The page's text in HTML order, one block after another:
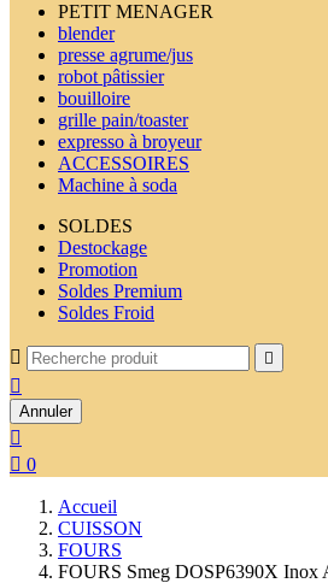
PETIT MENAGER
blender
presse agrume/jus
robot pâtissier
bouilloire
grille pain/toaster
expresso à broyeur
ACCESSOIRES
Machine à soda
SOLDES
Destockage
Promotion
Soldes Premium
Soldes Froid
 

Annuler

 0
Accueil
CUISSON
FOURS
FOURS Smeg DOSP6390X Inox